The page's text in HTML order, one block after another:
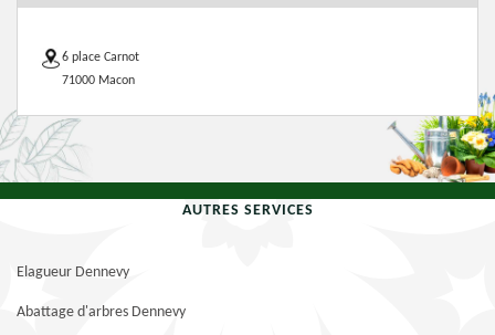
6 place Carnot
71000 Macon
AUTRES SERVICES
Elagueur Dennevy
Abattage d'arbres Dennevy